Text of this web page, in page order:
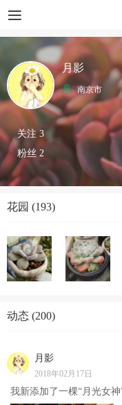
关注 3
粉丝 2
月影
南京市
花园 (193)
动态 (200)
月影
2018年02月17日
我新添加了一棵“月光女神